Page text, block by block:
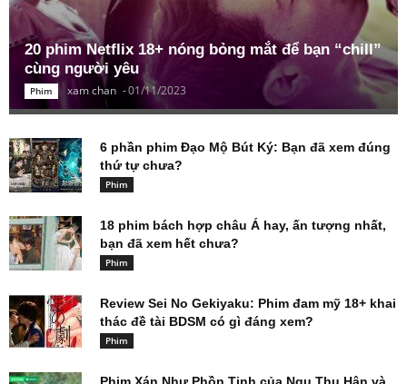
20 phim Netflix 18+ nóng bỏng mắt để bạn “chill”
cùng người yêu
Phim xam chan -01/11/2023
6 phần phim Đạo Mộ Bút Ký: Bạn đã xem đúng
thứ tự chưa?
Phim
18 phim bách hợp châu Á hay, ấn tượng nhất,
bạn đã xem hết chưa?
Phim
Review Sei No Gekiyaku: Phim đam mỹ 18+ khai
thác đề tài BDSM có gì đáng xem?
Phim